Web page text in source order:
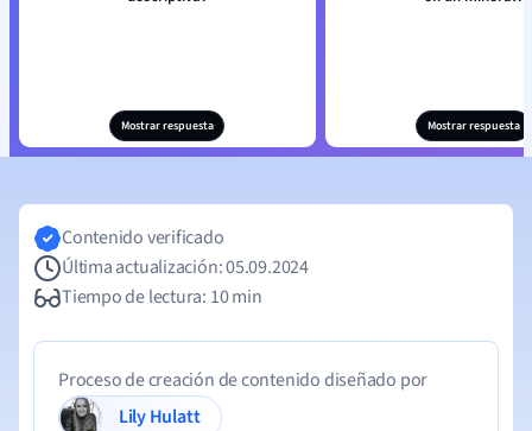
Mostrar respuesta Mostrar respuesta
Contenido verificado
Última actualización: 05.09.2024
Tiempo de lectura: 10 min
Proceso de creación de contenido diseñado por
Lily Hulatt